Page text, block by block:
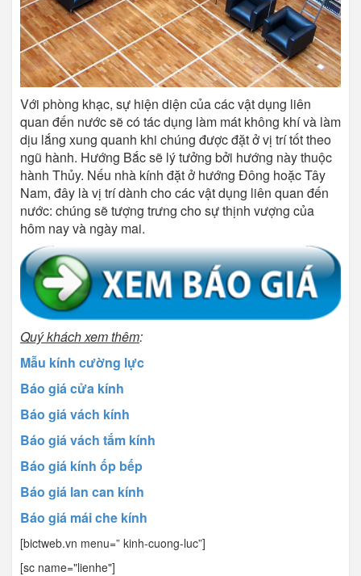
Với phòng khạc, sự hiện diện của các vật dụng liên
quan đến nước sẽ có tác dụng làm mát không khí và làm
dịu lắng xung quanh khi chúng được đặt ở vị trí tốt theo
ngũ hành. Hướng Bắc sẽ lý tưởng bởi hướng này thuộc
hành Thủy. Nếu nhà kính đặt ở hướng Đông hoặc Tây
Nam, đây là vị trí dành cho các vật dụng liên quan đến
nước: chúng sẽ tượng trưng cho sự thịnh vượng của
hôm nay và ngày mai.
Quý khách xem thêm:
Mẫu kính cường lực
Báo giá cửa kính
Báo giá vách kính
Báo giá vách tắm kính
Báo giá kính ốp bếp
Báo giá lan can kính
Báo giá mái che kính
[bictweb.vn menu=” kinh-cuong-luc”]
[sc name="lienhe"]